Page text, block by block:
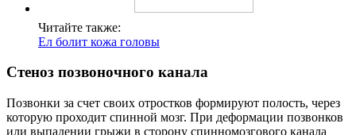
Читайте также:
Ел болит кожа головы
Стеноз позвоночного канала
Позвонки за счет своих отростков формируют полость, через
которую проходит спинной мозг. При деформации позвонков
или выпадении грыжи в сторону спинномозгового канала